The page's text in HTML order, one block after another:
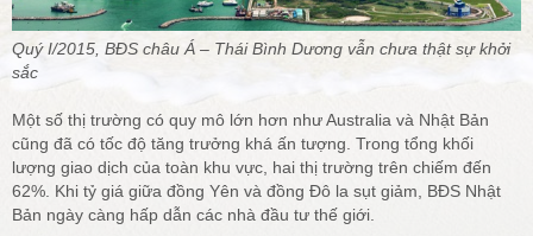
Quý I/2015, BĐS châu Á – Thái Bình Dương vẫn chưa thật sự khởi
sắc
Một số thị trường có quy mô lớn hơn như Australia và Nhật Bản
cũng đã có tốc độ tăng trưởng khá ấn tượng. Trong tổng khối
lượng giao dịch của toàn khu vực, hai thị trường trên chiếm đến
62%. Khi tỷ giá giữa đồng Yên và đồng Đô la sụt giảm, BĐS Nhật
Bản ngày càng hấp dẫn các nhà đầu tư thế giới.